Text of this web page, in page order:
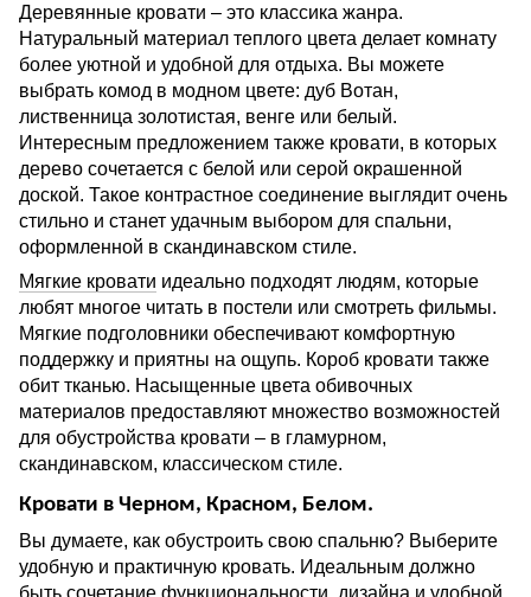
Деревянные кровати – это классика жанра.
Натуральный материал теплого цвета делает комнату
более уютной и удобной для отдыха. Вы можете
выбрать комод в модном цвете: дуб Вотан,
лиственница золотистая, венге или белый.
Интересным предложением также кровати, в которых
дерево сочетается с белой или серой окрашенной
доской. Такое контрастное соединение выглядит очень
стильно и станет удачным выбором для спальни,
оформленной в скандинавском стиле.
Мягкие кровати идеально подходят людям, которые
любят многое читать в постели или смотреть фильмы.
Мягкие подголовники обеспечивают комфортную
поддержку и приятны на ощупь. Короб кровати также
обит тканью. Насыщенные цвета обивочных
материалов предоставляют множество возможностей
для обустройства кровати – в гламурном,
скандинавском, классическом стиле.
Кровати в Черном, Красном, Белом.
Вы думаете, как обустроить свою спальню? Выберите
удобную и практичную кровать. Идеальным должно